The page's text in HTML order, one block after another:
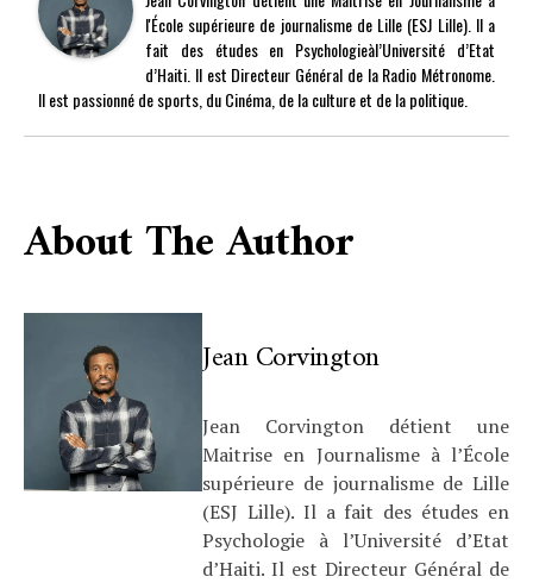
l'École supérieure de journalisme de Lille (ESJ Lille). Il a
fait des études en Psychologieàl’Université d’Etat
d’Haiti. Il est Directeur Général de la Radio Métronome.
Il est passionné de sports, du Cinéma, de la culture et de la politique.
About The Author
Jean Corvington
Jean Corvington détient une
Maitrise en Journalisme à l’École
supérieure de journalisme de Lille
(ESJ Lille). Il a fait des études en
Psychologie à l’Université d’Etat
d’Haiti. Il est Directeur Général de